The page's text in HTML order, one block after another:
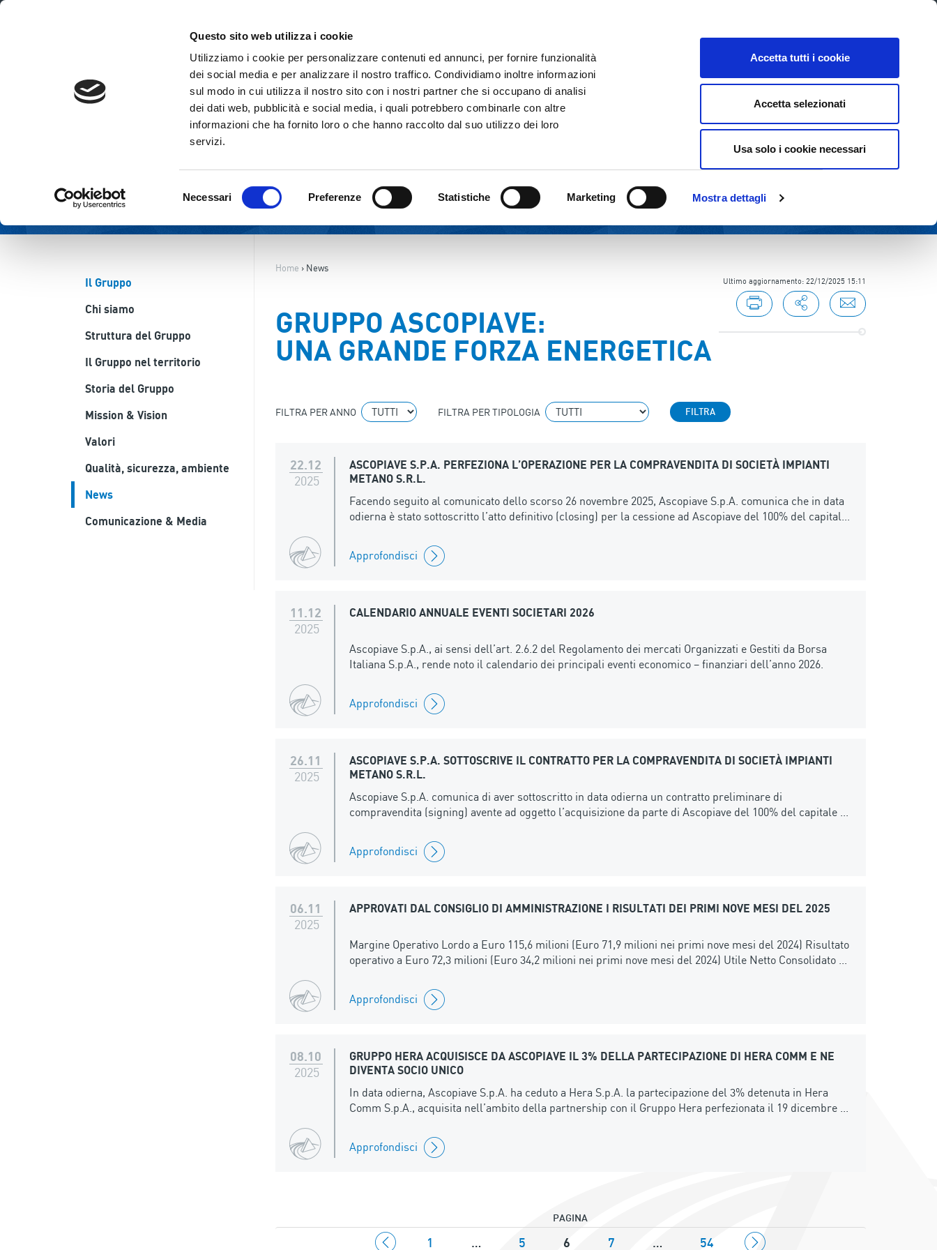
Questo sito web utilizza i cookie
Utilizziamo i cookie per personalizzare contenuti ed annunci, per fornire funzionalità
dei social media e per analizzare il nostro traffico. Condividiamo inoltre informazioni
sul modo in cui utilizza il nostro sito con i nostri partner che si occupano di analisi
dei dati web, pubblicità e social media, i quali potrebbero combinarle con altre
informazioni che ha fornito loro o che hanno raccolto dal suo utilizzo dei loro
servizi.
del
Necessari Preferenze Statistiche Marketing Mostra dettagli
Accetta tutti i cookie
Accetta selezionati
Usa solo i cookie necessari
IL GRUPPO ATTIVITÀ CORPORATE GOVERNANCE INVESTOR RELATIONS SOSTENIBILITÀ
Il Gruppo
Chi siamo
Struttura del Gruppo
Il Gruppo nel territorio
Storia del Gruppo
Mission & Vision
Valori
Qualità, sicurezza, ambiente
News
Comunicazione & Media
Home › News
Ultimo aggiornamento: 22/12/2025 15:11
GRUPPO ASCOPIAVE:
UNA GRANDE FORZA ENERGETICA
FILTRA PER ANNO FILTRA PER TIPOLOGIA FILTRA
22.12
2025
ASCOPIAVE S.P.A. PERFEZIONA L’OPERAZIONE PER LA COMPRAVENDITA DI SOCIETÀ IMPIANTI
METANO S.R.L.
Facendo seguito al comunicato dello scorso 26 novembre 2025, Ascopiave S.p.A. comunica che in data
odierna è stato sottoscritto l’atto definitivo (closing) per la cessione ad Ascopiave del 100% del capital...
Approfondisci
11.12
2025
CALENDARIO ANNUALE EVENTI SOCIETARI 2026
Ascopiave S.p.A., ai sensi dell’art. 2.6.2 del Regolamento dei mercati Organizzati e Gestiti da Borsa
Italiana S.p.A., rende noto il calendario dei principali eventi economico – finanziari dell’anno 2026.
Approfondisci
26.11
2025
ASCOPIAVE S.P.A. SOTTOSCRIVE IL CONTRATTO PER LA COMPRAVENDITA DI SOCIETÀ IMPIANTI
METANO S.R.L.
Ascopiave S.p.A. comunica di aver sottoscritto in data odierna un contratto preliminare di
compravendita (signing) avente ad oggetto l’acquisizione da parte di Ascopiave del 100% del capitale ...
Approfondisci
06.11
2025
APPROVATI DAL CONSIGLIO DI AMMINISTRAZIONE I RISULTATI DEI PRIMI NOVE MESI DEL 2025
Margine Operativo Lordo a Euro 115,6 milioni (Euro 71,9 milioni nei primi nove mesi del 2024) Risultato
operativo a Euro 72,3 milioni (Euro 34,2 milioni nei primi nove mesi del 2024) Utile Netto Consolidato ...
Approfondisci
08.10
2025
GRUPPO HERA ACQUISISCE DA ASCOPIAVE IL 3% DELLA PARTECIPAZIONE DI HERA COMM E NE
DIVENTA SOCIO UNICO
In data odierna, Ascopiave S.p.A. ha ceduto a Hera S.p.A. la partecipazione del 3% detenuta in Hera
Comm S.p.A., acquisita nell’ambito della partnership con il Gruppo Hera perfezionata il 19 dicembre ...
Approfondisci
PAGINA
1 … 5 6 7 … 54